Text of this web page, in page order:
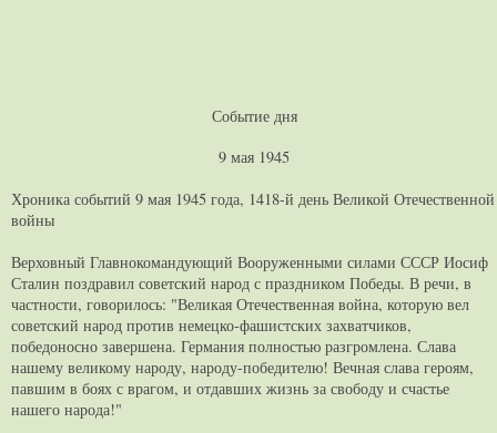
Событие дня
9 мая 1945
Хроника событий 9 мая 1945 года, 1418-й день Великой Отечественной
войны
Верховный Главнокомандующий Вооруженными силами СССР Иосиф
Сталин поздравил советский народ с праздником Победы. В речи, в
частности, говорилось: "Великая Отечественная война, которую вел
советский народ против немецко-фашистских захватчиков,
победоносно завершена. Германия полностью разгромлена. Слава
нашему великому народу, народу-победителю! Вечная слава героям,
павшим в боях с врагом, и отдавших жизнь за свободу и счастье
нашего народа!"